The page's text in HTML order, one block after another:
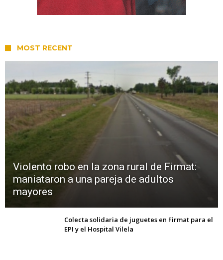
MOST RECENT
Violento robo en la zona rural de Firmat:
maniataron a una pareja de adultos
mayores
Colecta solidaria de juguetes en Firmat para el
EPI y el Hospital Vilela